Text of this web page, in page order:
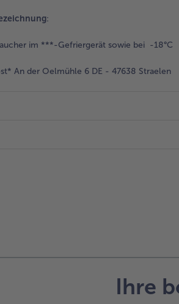
:
im ***-Gefriergerät sowie bei -18°C
An der Oelmühle 6 DE - 47638 Straelen
Ihre